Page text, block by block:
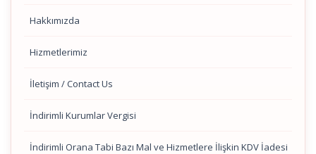
Hakkımızda
Hizmetlerimiz
İletişim / Contact Us
İndirimli Kurumlar Vergisi
İndirimli Orana Tabi Bazı Mal ve Hizmetlere İlişkin KDV İadesi